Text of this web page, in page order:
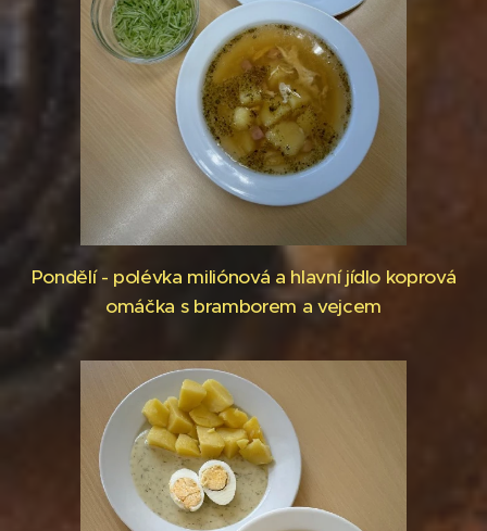
Pondělí - polévka miliónová a hlavní jídlo koprová
omáčka s bramborem a vejcem